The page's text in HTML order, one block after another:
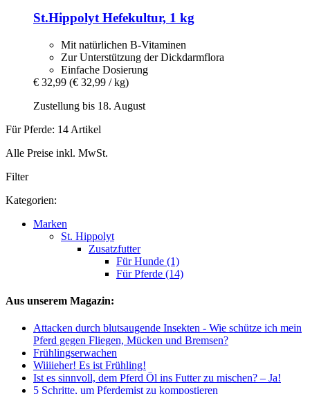
St.Hippolyt Hefekultur, 1 kg
Mit natürlichen B-Vitaminen
Zur Unterstützung der Dickdarmflora
Einfache Dosierung
€ 32,99 (€ 32,99 / kg)
Zustellung bis 18. August
Für Pferde: 14 Artikel
Alle Preise inkl. MwSt.
Filter
Kategorien:
Marken
St. Hippolyt
Zusatzfutter
Für Hunde (1)
Für Pferde (14)
Aus unserem Magazin:
Attacken durch blutsaugende Insekten - Wie schütze ich mein
Pferd gegen Fliegen, Mücken und Bremsen?
Frühlingserwachen
Wiiiieher! Es ist Frühling!
Ist es sinnvoll, dem Pferd Öl ins Futter zu mischen? – Ja!
5 Schritte, um Pferdemist zu kompostieren